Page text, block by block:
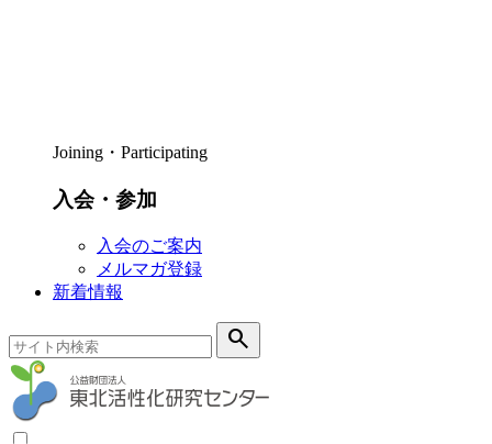
Joining・Participating
入会・参加
入会のご案内
メルマガ登録
新着情報
search